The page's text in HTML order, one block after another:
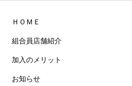
ＨＯＭＥ
組合員店舗紹介
加入のメリット
お知らせ